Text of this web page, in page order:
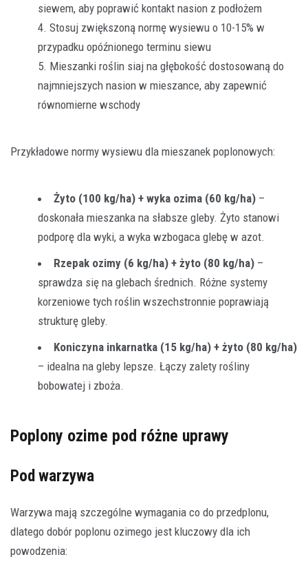
siewem, aby poprawić kontakt nasion z podłożem
Stosuj zwiększoną normę wysiewu o 10-15% w
przypadku opóźnionego terminu siewu
Mieszanki roślin siaj na głębokość dostosowaną do
najmniejszych nasion w mieszance, aby zapewnić
równomierne wschody
Przykładowe normy wysiewu dla mieszanek poplonowych:
Żyto (100 kg/ha) + wyka ozima (60 kg/ha) –
doskonała mieszanka na słabsze gleby. Żyto stanowi
podporę dla wyki, a wyka wzbogaca glebę w azot.
Rzepak ozimy (6 kg/ha) + żyto (80 kg/ha) –
sprawdza się na glebach średnich. Różne systemy
korzeniowe tych roślin wszechstronnie poprawiają
strukturę gleby.
Koniczyna inkarnatka (15 kg/ha) + żyto (80 kg/ha)
– idealna na gleby lepsze. Łączy zalety rośliny
bobowatej i zboża.
Poplony ozime pod różne uprawy
Pod warzywa
Warzywa mają szczególne wymagania co do przedplonu,
dlatego dobór poplonu ozimego jest kluczowy dla ich
powodzenia: